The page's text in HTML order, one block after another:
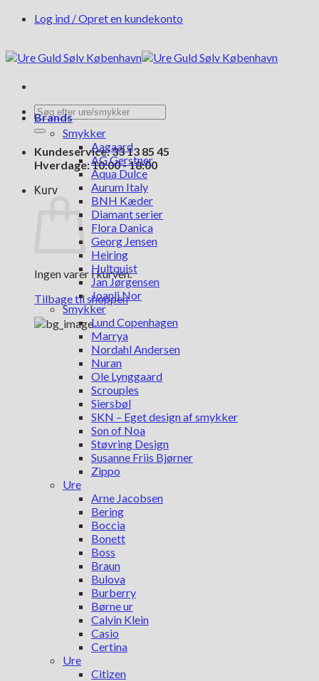
FortsætLog ind / Opret en kundekonto
Søg
efter:
Kundeservice: 33 13 85 45
Hverdage: 10:00 - 18:00
Kurv
Ingen varer i kurven.
Tilbage til shoppen
Brands
Smykker
Aagaard
AG Gerstner
Aqua Dulce
Aurum Italy
BNH Kæder
Diamant serier
Flora Danica
Georg Jensen
Heiring
Hultquist
Jan Jørgensen
Joanli Nor
Smykker
Lund Copenhagen
Marrya
Nordahl Andersen
Nuran
Ole Lynggaard
Scrouples
Siersbøl
SKN – Eget design af smykker
Son of Noa
Støvring Design
Susanne Friis Bjørner
Zippo
Ure
Arne Jacobsen
Bering
Boccia
Bonett
Boss
Braun
Bulova
Burberry
Børne ur
Calvin Klein
Casio
Certina
Ure
Citizen